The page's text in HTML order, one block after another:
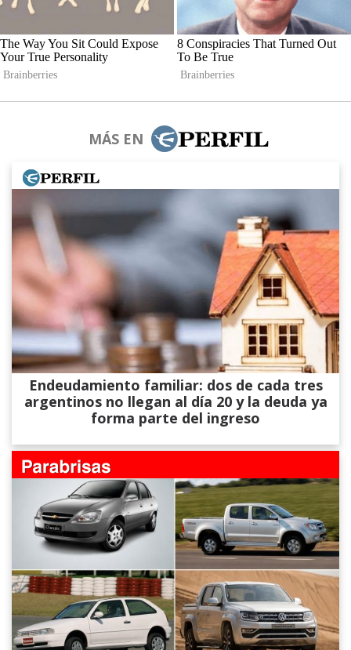
MÁS EN
Endeudamiento familiar: dos de cada tres
argentinos no llegan al día 20 y la deuda ya
forma parte del ingreso